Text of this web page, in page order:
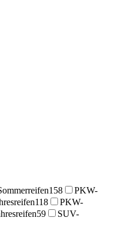
158
PKW-
118
PKW-
59
SUV-